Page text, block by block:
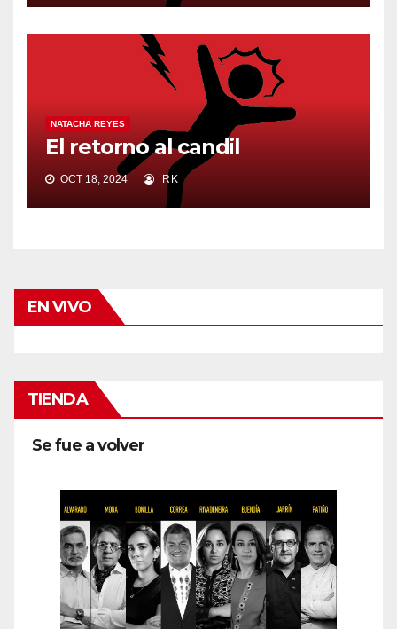
NATACHA REYES
El retorno al candil
OCT 18, 2024 RK
EN VIVO
TIENDA
Se fue a volver